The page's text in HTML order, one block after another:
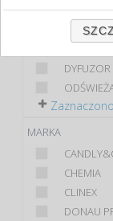
PRODUKT
WKŁAD
DYFUZOR
Zaznaczono
MARKA
CHEMIA
CLINEX
DONAU
Jeśli nie chcesz
„Szczegóły”,
zrobić . Te same
naszą polityką
W przypadku
wcześniejsza
konta. Każda
dowolnym
Polityka
Klauzula
Lista